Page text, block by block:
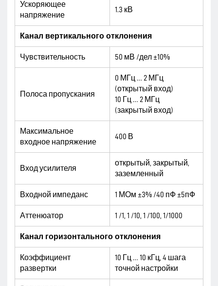
Ускоряющее
напряжение
1.3 кВ
Канал вертикального отклонения
Чувствительность 50 мВ /дел ±10%
Полоса пропускания
0 МГц … 2 МГц
(открытый вход)
10 Гц … 2 МГц
(закрытый вход)
Максимальное
входное напряжение
400 В
Вход усилителя
открытый, закрытый,
заземленный
Входной импеданс 1 МОм ±3% /40 пФ ±5пФ
Аттенюатор 1 /1, 1 /10, 1 /100, 1/1000
Канал горизонтального отклонения
Коэффициент
развертки
10 Гц … 10 кГц, 4 шага
точной настройки